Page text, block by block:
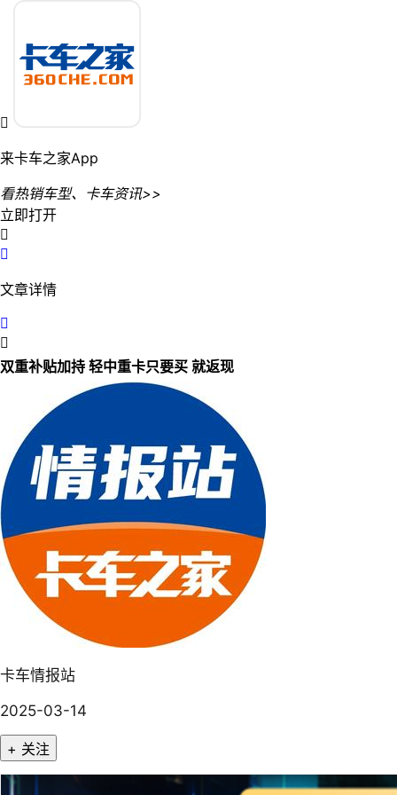

来卡车之家App
看热销车型、卡车资讯>>
立即打开


文章详情


双重补贴加持 轻中重卡只要买 就返现
卡车情报站
2025-03-14
+ 关注